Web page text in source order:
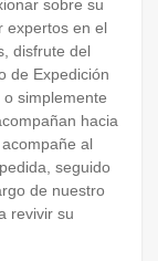
sobre su
expertos en el
disfrute del
de Expedición
simplemente
hacia
al
seguido
de nuestro
revivir su